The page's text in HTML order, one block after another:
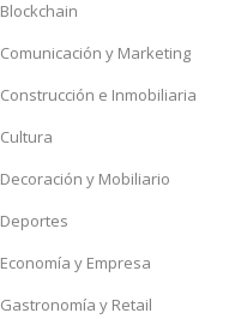
Blockchain
Comunicación y Marketing
Construcción e Inmobiliaria
Cultura
Decoración y Mobiliario
Deportes
Economía y Empresa
Gastronomía y Retail